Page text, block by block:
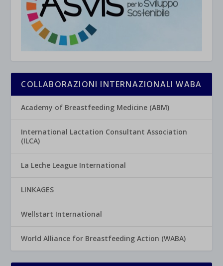
COLLABORAZIONI INTERNAZIONALI WABA
Academy of Breastfeeding Medicine (ABM)
International Lactation Consultant Association
(ILCA)
La Leche League International
LINKAGES
Wellstart International
World Alliance for Breastfeeding Action (WABA)